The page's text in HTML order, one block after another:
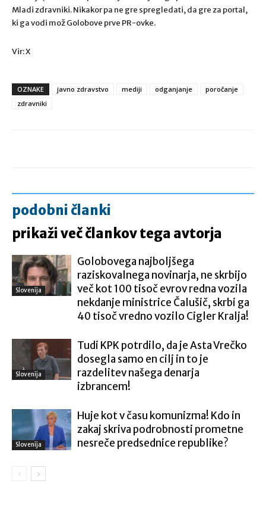
Mladi zdravniki. Nikakor pa ne gre spregledati, da gre za portal,
ki ga vodi mož Golobove prve PR-ovke.
Vir: X
OZNAKE javno zdravstvo mediji odganjanje
poročanje
zdravniki
podobni članki
prikaži več člankov tega avtorja
Slovenija
Golobovega najboljšega
raziskovalnega novinarja, ne skrbijo
več kot 100 tisoč evrov redna vozila
nekdanje ministrice Čalušič, skrbi ga
40 tisoč vredno vozilo Cigler Kralja!
Slovenija
Tudi KPK potrdilo, da je Asta Vrečko
dosegla samo en cilj in to je
razdelitev našega denarja
izbrancem!
Slovenija
Huje kot v času komunizma! Kdo in
zakaj skriva podrobnosti prometne
nesreče predsednice republike?